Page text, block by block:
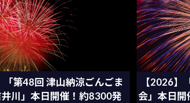
「第48回 津山納涼ごんごま
井川」本日開催！約8300発
【2026】
会」本日開